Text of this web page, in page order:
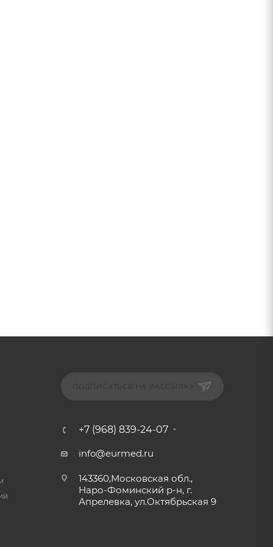
+7 (968) 839-24-07
info@eurmed.ru
143360,Московская обл.,
Наро-Фоминский р-н, г.
Апрелевка, ул.Октябрьская 9